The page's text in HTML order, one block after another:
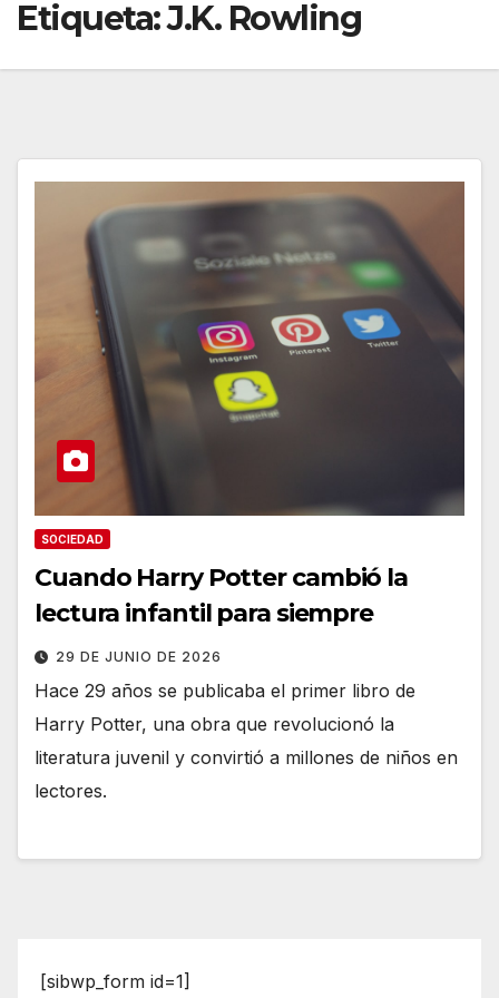
Etiqueta:J.K. Rowling
SOCIEDAD
Cuando Harry Potter cambió la
lectura infantil para siempre
29 DE JUNIO DE 2026
Hace 29 años se publicaba el primer libro de
Harry Potter, una obra que revolucionó la
literatura juvenil y convirtió a millones de niños en
lectores.
[sibwp_form id=1]